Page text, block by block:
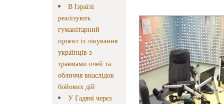
В Ізраїлі
реалізують
гуманітарний
проєкт із лікування
українців з
травмами очей та
обличчя внаслідок
бойових дій
У Гадячі через